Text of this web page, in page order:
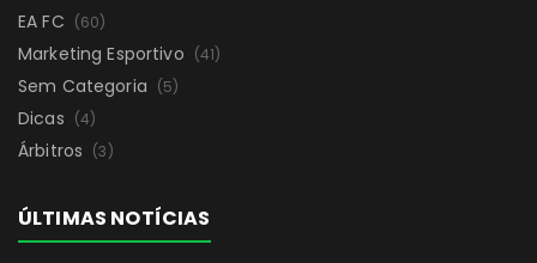
EA FC (60)
Marketing Esportivo (41)
Sem Categoria (5)
Dicas (4)
Árbitros (3)
ÚLTIMAS NOTÍCIAS